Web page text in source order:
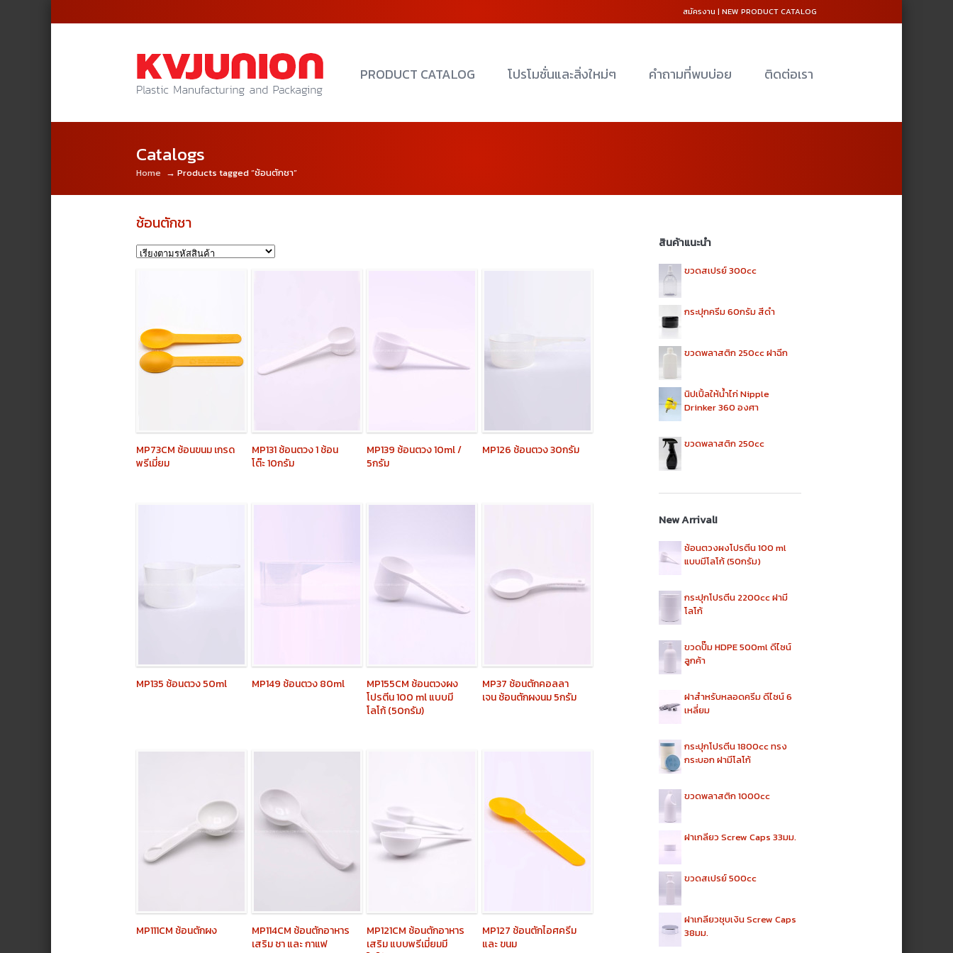
สมัครงาน | NEW PRODUCT CATALOG
PRODUCT CATALOG โปรโมชั่นและสิ่งใหม่ๆ คำถามที่พบบ่อย ติดต่อเรา
Catalogs
Home → Products tagged “ช้อนตักชา”
ช้อนตักชา
MP73CM ช้อนขนม เกรด
พรีเมี่ยม
MP131ช้อนตวง 1 ช้อน
โต๊ะ 10กรัม
MP139 ช้อนตวง 10ml /
5กรัม
MP126 ช้อนตวง 30กรัม
MP135 ช้อนตวง 50ml MP149 ช้อนตวง 80ml MP155CM ช้อนตวงผง
โปรตีน 100 ml แบบมี
โลโก้ (50กรัม)
MP37 ช้อนตักคอลลา
เจน ช้อนตักผงนม 5กรัม
MP111CM ช้อนตักผง MP114CM ช้อนตักอาหาร
เสริม ชา และ กาแฟ
MP121CM ช้อนตักอาหาร
เสริม แบบพรีเมี่ยมมี
MP127 ช้อนตักไอศครีม
และ ขนม
สินค้าแนะนำ
ขวดสเปรย์ 300cc
กระปุกครีม 60กรัม สีดำ
ขวดพลาสติก 250cc ฝาฉีก
นิปเปิ้ลให้น้ำไก่ Nipple
Drinker 360 องศา
ขวดพลาสติก 250cc
New Arrival!
ช้อนตวงผงโปรตีน 100 ml
แบบมีโลโก้ (50กรัม)
กระปุกโปรตีน 2200cc ฝามี
โลโก้
ขวดปั๊ม HDPE 500ml ดีไซน์
ลูกค้า
ฝาสำหรับหลอดครีม ดีไซน์ 6
เหลี่ยม
กระปุกโปรตีน 1800cc ทรง
กระบอก ฝามีโลโก้
ขวดพลาสติก 1000cc
ฝาเกลียว Screw Caps 33มม.
ขวดสเปรย์ 500cc
ฝาเกลียวชุบเงิน Screw Caps
38มม.